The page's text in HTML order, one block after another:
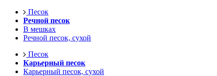
Песок
Речной песок
В мешках
Речной песок, сухой
Песок
Карьерный песок
Карьерный песок, сухой